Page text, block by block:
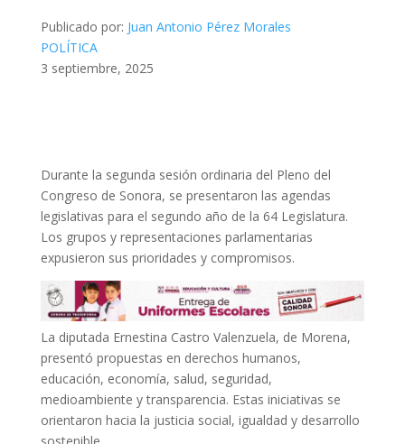
Publicado por: Juan Antonio Pérez Morales
POLÍTICA
3 septiembre, 2025
Durante la segunda sesión ordinaria del Pleno del
Congreso de Sonora, se presentaron las agendas
legislativas para el segundo año de la 64 Legislatura.
Los grupos y representaciones parlamentarias
expusieron sus prioridades y compromisos.
La diputada Ernestina Castro Valenzuela, de Morena,
presentó propuestas en derechos humanos,
educación, economía, salud, seguridad,
medioambiente y transparencia. Estas iniciativas se
orientaron hacia la justicia social, igualdad y desarrollo